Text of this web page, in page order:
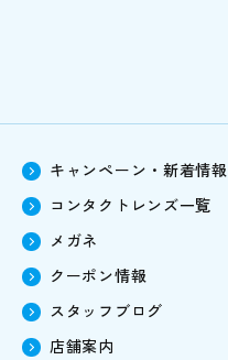
キャンペーン・新着情報
コンタクトレンズ一覧
メガネ
クーポン情報
スタッフブログ
店舗案内